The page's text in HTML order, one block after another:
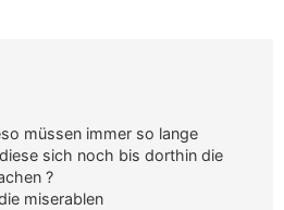
müssen immer so lange
sich noch bis dorthin die
?
miserablen